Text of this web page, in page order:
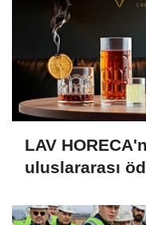
LAV
uluslararası